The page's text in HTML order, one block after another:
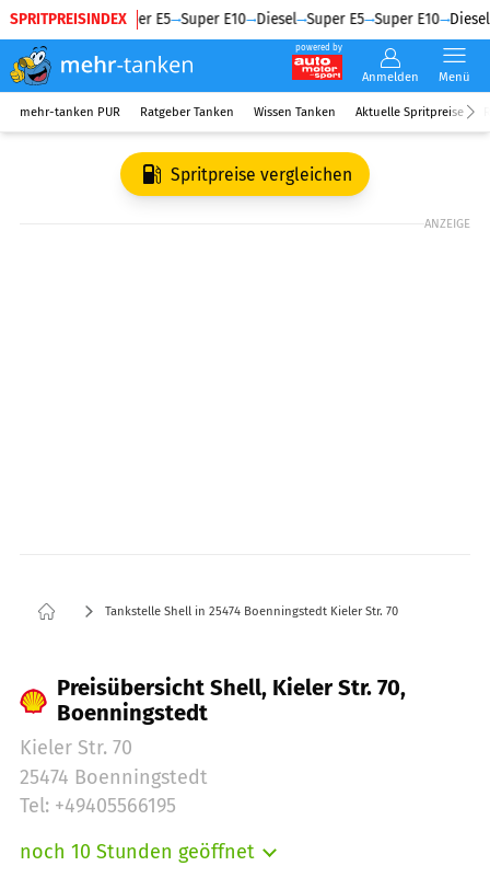
SPRITPREISINDEX
Diesel Super E5 Super E10 Diesel Super E5 Super E10 Diesel
powered by
Anmelden Menü
mehr-tanken PUR Ratgeber Tanken Wissen Tanken Aktuelle Spritpreise
Spritpreise vergleichen
ANZEIGE
Tankstelle Shell in 25474 Boenningstedt Kieler Str. 70
Preisübersicht Shell, Kieler Str. 70,
Boenningstedt
Kieler Str. 70
25474 Boenningstedt
Tel: +49405566195
noch 10 Stunden geöffnet